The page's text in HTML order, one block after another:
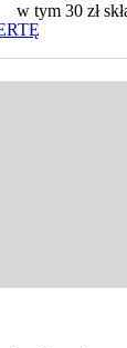
w tym 30 zł